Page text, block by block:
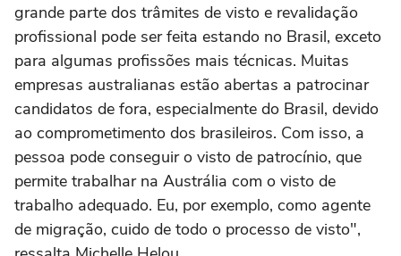
grande parte dos trâmites de visto e revalidação
profissional pode ser feita estando no Brasil, exceto
para algumas profissões mais técnicas. Muitas
empresas australianas estão abertas a patrocinar
candidatos de fora, especialmente do Brasil, devido
ao comprometimento dos brasileiros. Com isso, a
pessoa pode conseguir o visto de patrocínio, que
permite trabalhar na Austrália com o visto de
trabalho adequado. Eu, por exemplo, como agente
de migração, cuido de todo o processo de visto",